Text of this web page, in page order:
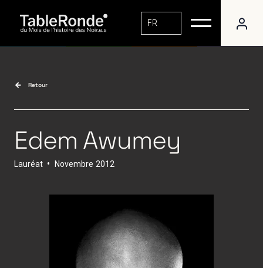
FR
Retour
Edem Awumey
Lauréat • Novembre 2012